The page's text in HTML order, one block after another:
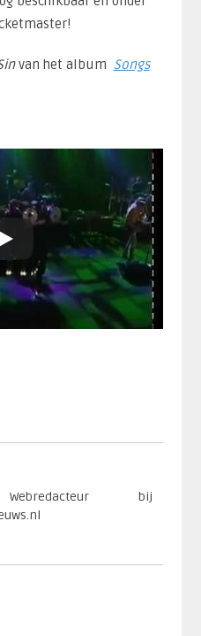
van het album Songs
bij